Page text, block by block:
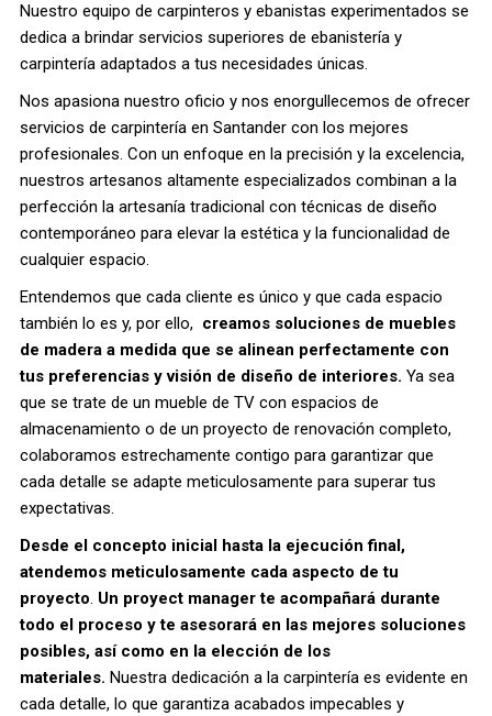
Nuestro equipo de carpinteros y ebanistas experimentados se
dedica a brindar servicios superiores de ebanistería y
carpintería adaptados a tus necesidades únicas.
Nos apasiona nuestro oficio y nos enorgullecemos de ofrecer
servicios de carpintería en Santander con los mejores
profesionales. Con un enfoque en la precisión y la excelencia,
nuestros artesanos altamente especializados combinan a la
perfección la artesanía tradicional con técnicas de diseño
contemporáneo para elevar la estética y la funcionalidad de
cualquier espacio.
Entendemos que cada cliente es único y que cada espacio
también lo es y, por ello, creamos soluciones de muebles
de madera a medida que se alinean perfectamente con
tus preferencias y visión de diseño de interiores. Ya sea
que se trate de un mueble de TV con espacios de
almacenamiento o de un proyecto de renovación completo,
colaboramos estrechamente contigo para garantizar que
cada detalle se adapte meticulosamente para superar tus
expectativas.
Desde el concepto inicial hasta la ejecución final,
atendemos meticulosamente cada aspecto de tu
proyecto. Un proyect manager te acompañará durante
todo el proceso y te asesorará en las mejores soluciones
posibles, así como en la elección de los
materiales. Nuestra dedicación a la carpintería es evidente en
cada detalle, lo que garantiza acabados impecables y